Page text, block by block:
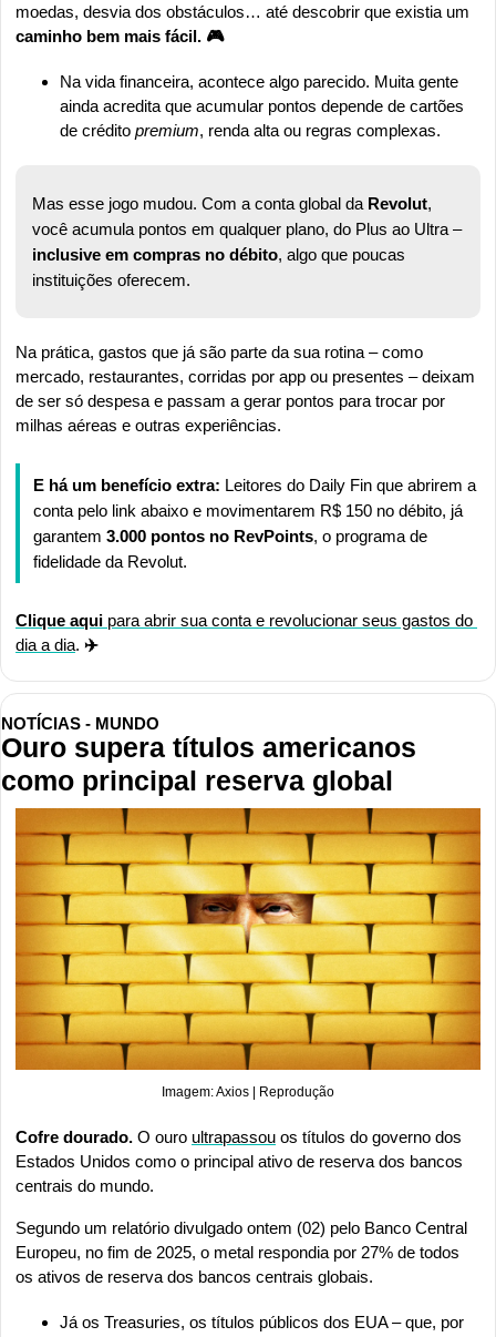
moedas, desvia dos obstáculos… até descobrir que existia um
caminho bem mais fácil. 🎮
Na vida financeira, acontece algo parecido. Muita gente
ainda acredita que acumular pontos depende de cartões
de crédito premium, renda alta ou regras complexas.
Mas esse jogo mudou. Com a conta global da Revolut,
você acumula pontos em qualquer plano, do Plus ao Ultra –
inclusive em compras no débito, algo que poucas
instituições oferecem.
Na prática, gastos que já são parte da sua rotina – como
mercado, restaurantes, corridas por app ou presentes – deixam
de ser só despesa e passam a gerar pontos para trocar por
milhas aéreas e outras experiências.
E há um benefício extra: Leitores do Daily Fin que abrirem a
conta pelo link abaixo e movimentarem R$ 150 no débito, já
garantem 3.000 pontos no RevPoints, o programa de
fidelidade da Revolut.
Clique aqui para abrir sua conta e revolucionar seus gastos do
dia a dia. ✈️
NOTÍCIAS - MUNDO
Ouro supera títulos americanos
como principal reserva global
Imagem: Axios | Reprodução
Cofre dourado. O ouro ultrapassou os títulos do governo dos
Estados Unidos como o principal ativo de reserva dos bancos
centrais do mundo.
Segundo um relatório divulgado ontem (02) pelo Banco Central
Europeu, no fim de 2025, o metal respondia por 27% de todos
os ativos de reserva dos bancos centrais globais.
Já os Treasuries, os títulos públicos dos EUA – que, por